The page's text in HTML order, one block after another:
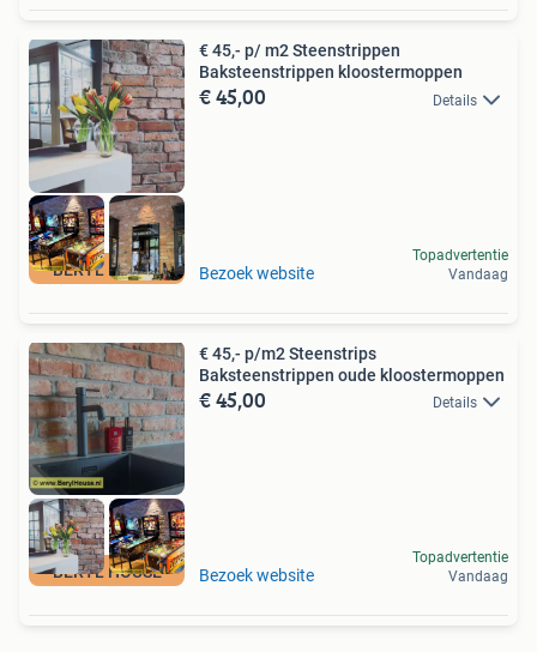
BERYL HOUSE
€ 45,- p/ m2 Steenstrippen
Baksteenstrippen kloostermoppen
€ 45,00 Details
Bezoek website
Topadvertentie
Vandaag
BERYL HOUSE
€ 45,- p/m2 Steenstrips
Baksteenstrippen oude kloostermoppen
€ 45,00 Details
Bezoek website
Topadvertentie
Vandaag